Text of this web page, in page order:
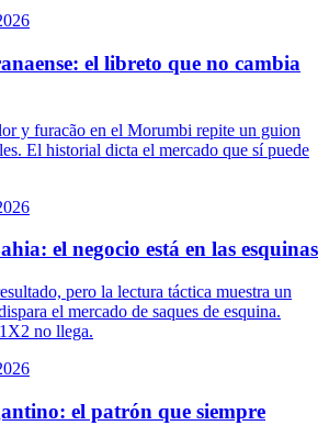
el libreto que no cambia
y furacão en el Morumbi repite un guion
El historial dicta el mercado que sí puede
el negocio está en las esquinas
pero la lectura táctica muestra un
el mercado de saques de esquina.
no llega.
el patrón que siempre